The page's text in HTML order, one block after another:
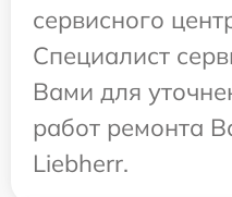
сервисного
Специалист
Вами для
работ ремонта
Liebherr.